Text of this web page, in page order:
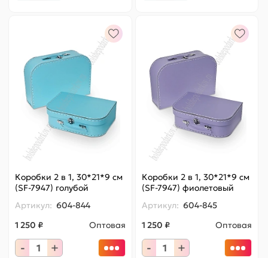
Коробки 2 в 1, 30*21*9 см
(SF-7947) голубой
Артикул: 604-844
1 250 ₽
Оптовая
- +
Коробки 2 в 1, 30*21*9 см
(SF-7947) фиолетовый
Артикул: 604-845
1 250 ₽
Оптовая
- +